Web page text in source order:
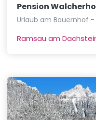
Pension
Urlaub am Bauernhof
Ramsau am